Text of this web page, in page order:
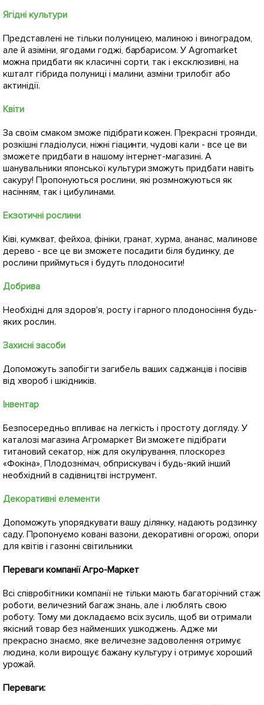
Ягідні культури
Представлені не тільки полуницею, малиною і виноградом,
але й азіміни, ягодами годжі, барбарисом. У Agromarket
можна придбати як класичні сорти, так і ексклюзивні, на
кшталт гібрида полуниці і малини, азміни трилобіт або
актинідії.
Квіти
За своїм смаком зможе підібрати кожен. Прекрасні троянди,
розкішні гладіолуси, ніжні гіацинти, чудові кали - все це ви
зможете придбати в нашому інтернет-магазині. А
шанувальники японської культури зможуть придбати навіть
сакуру! Пропонуються рослини, які розмножуються як
насінням, так і цибулинами.
Екзотичні рослини
Ківі, кумкват, фейхоа, фініки, гранат, хурма, ананас, малинове
дерево - все це ви зможете посадити біля будинку, де
рослини приймуться і будуть плодоносити!
Добрива
Необхідні для здоров'я, росту і гарного плодоносіння будь-
яких рослин.
Захисні засоби
Допоможуть запобігти загибель ваших саджанців і посівів
від хвороб і шкідників.
Інвентар
Безпосередньо впливає на легкість і простоту догляду. У
каталозі магазина Агромаркет Ви зможете підібрати
титановий секатор, ніж для окулірування, плоскорез
«Фокіна», Плодознімач, обприскувач і будь-який інший
необхідний в садівництві інструмент.
Декоративні елементи
Допоможуть упорядкувати вашу ділянку, надають родзинку
саду. Пропонуємо ковані вазони, декоративні огорожі, опори
для квітів і газонні світильники.
Переваги компанії Агро-Маркет
Всі співробітники компанії не тільки мають багаторічний стаж
роботи, величезний багаж знань, але і люблять свою
роботу. Тому ми докладаємо всіх зусиль, щоб ви отримали
якісний товар без найменших ушкоджень. Адже ми
прекрасно знаємо, яке величезне задоволення отримує
людина, коли вирощує бажану культуру і отримує хороший
урожай.
Переваги: ​​